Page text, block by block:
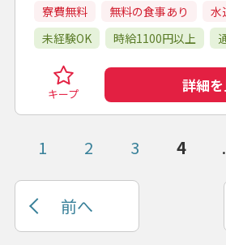
寮費無料
無料の食事あり
水
未経験OK
時給1100円以上
キープ 詳細
1 2 3 4
前へ